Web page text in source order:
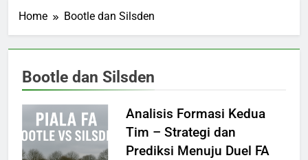
Home Bootle dan Silsden
Bootle dan Silsden
Analisis Formasi Kedua
Tim – Strategi dan
Prediksi Menuju Duel FA